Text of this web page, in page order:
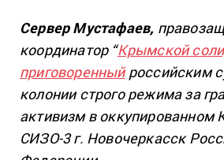
Сервер Мустафаев,
координатор “Крымской
приговоренныйроссийским
колонии строго режима за
активизм в оккупированном
СИЗО-3 г. Новочеркасск